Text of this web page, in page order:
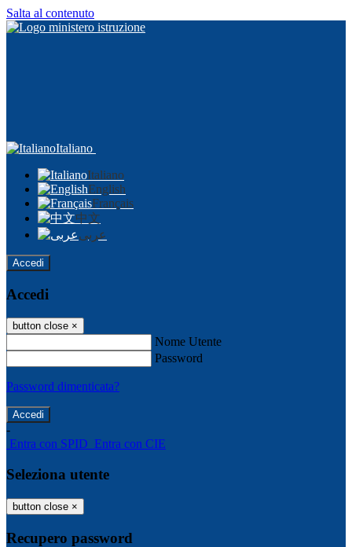
Salta al contenuto
Italiano
Italiano
English
Français
中文
عربى
Accedi
Accedi
button close ×
Nome Utente
Password
Password dimenticata?
-
Entra con SPID Entra con CIE
Seleziona utente
button close ×
Recupero password